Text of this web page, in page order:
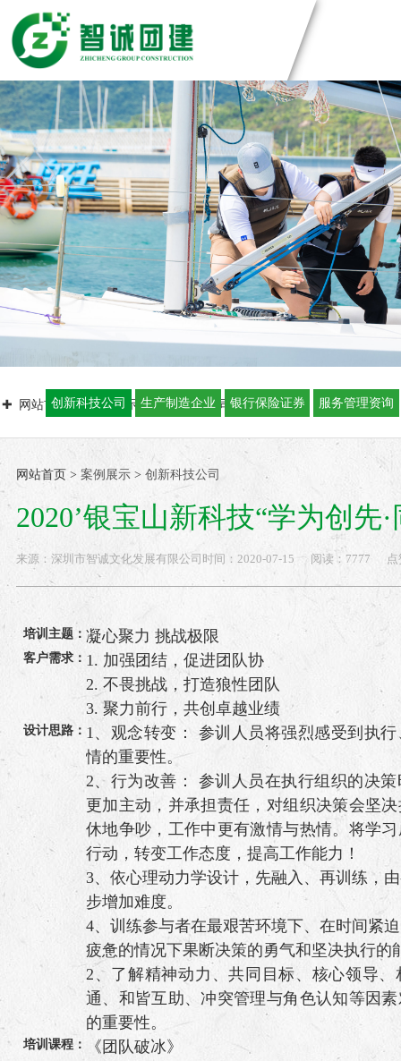
团建方案
主题团建系列
匠人制作系列
音乐释压系列
数字团建系列
文化赋能系列
组织运动系列
团建基地
深圳基地
广州基地
东莞基地
惠州基地
佛山基地
清远基地
河源基地
案例展示
创新科技公司
生产制造企业
银行保险证券
服务管理资询
学校培训机构
定制化方案
视频中心
智诚团队
联系智诚
网站首页 案例展示 创新科技公司 2020’银宝山新科技“学为
创新科技公司 生产制造企业 银行保险证券 服务管理资询
网站首页 > 案例展示> 创新科技公司
2020’银宝山新科技“学为创先·同心筑梦”
来源： 深圳市智诚文化发展有限公司 时间： 2020-07-15 阅读：7777 点
培训主题： 凝心聚力 挑战极限
客户需求： 1. 加强团结，促进团队协
2. 不畏挑战，打造狼性团队
3. 聚力前行，共创卓越业绩
设计思路： 1、观念转变： 参训人员将强烈感受到执
情的重要性。
2、行为改善： 参训人员在执行组织的决
更加主动，并承担责任，对组织决策会坚
休地争吵，工作中更有激情与热情。将学
行动，转变工作态度，提高工作能力！
3、依心理动力学设计，先融入、再训练，
步增加难度。
4、训练参与者在最艰苦环境下、在时间紧
疲惫的情况下果断决策的勇气和坚决执行的
2、了解精神动力、共同目标、核心领导
通、和皆互助、冲突管理与角色认知等因
的重要性。
培训课程： 《团队破冰》